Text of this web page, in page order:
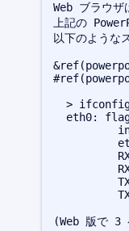
Web ブラウザ
上記の
以下のような
>
eth0:
(Web 版で 3